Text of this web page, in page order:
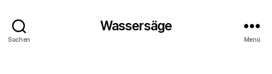
Suchen
Wassersäge
Menü